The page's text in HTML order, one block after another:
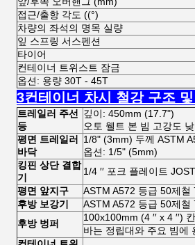
접근/출항 각도 ((°)
차량의 좌석의 명목 실량
잎 스프링 서스펜션
타이어
컨테이너 트위스트 잠금
옵션: 용량 30T - 45T
3컨테이너 차시 철강 구조
트레일러 주선
등
깊이: 450mm (17.7")
오토 웰트 본 빔 고강도
평면 트레일러
바닥
1/8" (3mm) 두께 ASTM
옵션: 1/5" (5mm)
킹핀 상단 결합
기
1/4 ′′ 포크 플레이트
평면 앞지구
ASTM A572 등급 50제
후방 보강기
ASTM A572 등급 50제
후방 벙퍼
100x100mm (4 ′′ x 4 ′′)
바는 정립대와 주요 빔에